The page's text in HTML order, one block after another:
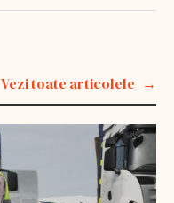
Vezi toate articolele